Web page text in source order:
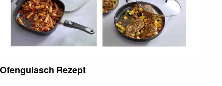
Ofengulasch Rezept